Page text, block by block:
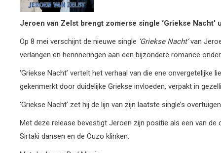
Jeroen van Zelst brengt zomerse single ‘Griekse Nacht’
Op 8 mei verschijnt de nieuwe single ‘Griekse Nacht’van
verlangen en herinneringen aan een bijzondere romance
‘Griekse Nacht’ vertelt het verhaal van die ene
gekenmerkt door duidelijke Griekse invloeden, verpakt in
‘Griekse Nacht’ zet hij de lijn van zijn laatste single’s
Met deze release bevestigt Jeroen zijn positie als een van
Sirtaki dansen en de Ouzo klinken.